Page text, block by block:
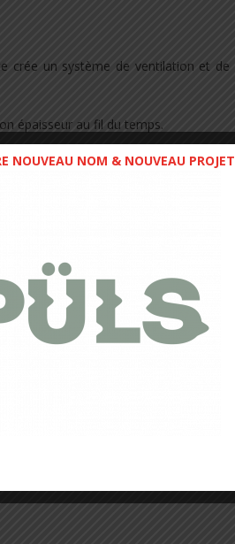
crée un système de ventilation et de
épaisseur au fil du temps.
caoutchouc recyclé.
du serrage avant, ajustement du
sur tout type de terrains.
NOUVEAU NOM & NOUVEAU PROJET